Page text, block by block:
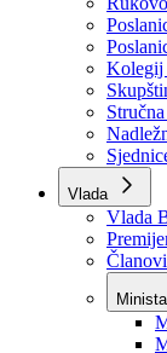
Skupština
Kolegij
Vlada
Vlada